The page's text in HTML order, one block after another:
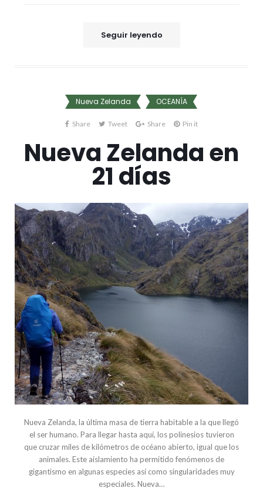
Seguir leyendo
Nueva Zelanda OCEANÍA
Share Tweet Share Pin it
Nueva Zelanda en
21 días
Nueva Zelanda, la última masa de tierra habitable a la que llegó
el ser humano. Para llegar hasta aquí, los polinesios tuvieron
que cruzar miles de kilómetros de océano abierto, igual que los
animales. Este aislamiento ha permitido fenómenos de
gigantismo en algunas especies así como singularidades muy
especiales. Nueva…